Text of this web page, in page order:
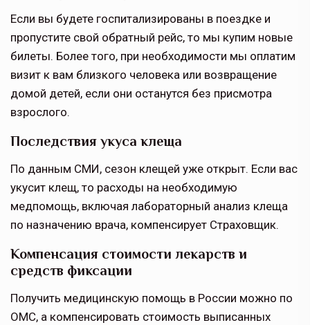
Если вы будете госпитализированы в поездке и
пропустите свой обратный рейс, то мы купим новые
билеты. Более того, при необходимости мы оплатим
визит к вам близкого человека или возвращение
домой детей, если они останутся без присмотра
взрослого.
Последствия укуса клеща
По данным СМИ, сезон клещей уже открыт. Если вас
укусит клещ, то расходы на необходимую
медпомощь, включая лабораторный анализ клеща
по назначению врача, компенсирует Страховщик.
Компенсация стоимости лекарств и
средств фиксации
Получить медицинскую помощь в России можно по
ОМС, а компенсировать стоимость выписанных